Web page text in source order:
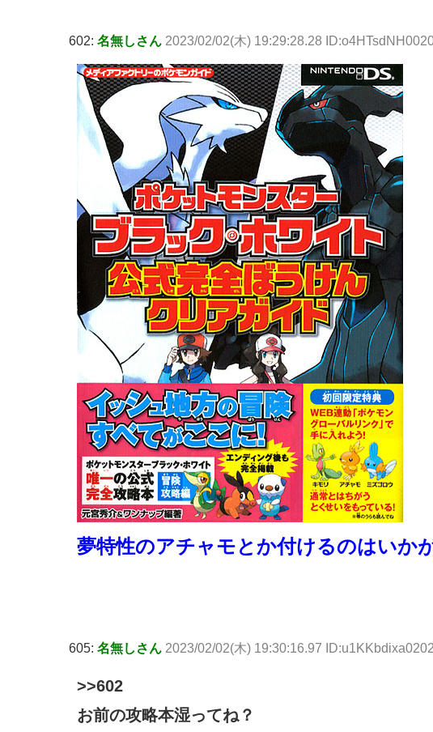
602: 名無しさん 2023/02/02(木) 19:29:28.28
夢特性のアチャモとか付けるのはいか
605: 名無しさん 2023/02/02(木) 19:30:16.97
>>602
お前の攻略本湿ってね？